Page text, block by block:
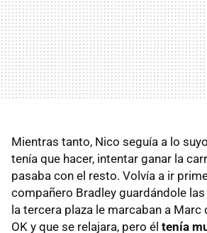
Mientras tanto, Nico seguía a lo
tenía que hacer, intentar ganar la
pasaba con el resto. Volvía a ir
compañero Bradley guardándole
la tercera plaza le marcaban a Marc
OK y que se relajara, pero él tenía